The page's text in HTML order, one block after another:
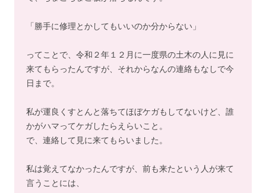
「勝手に修理とかしてもいいのか分からない」
ってことで、令和２年１２月に一度県の土木の人に見に
来てもらったんですが、それからなんの連絡もなしで今
日まで。
私が運良くすとんと落ちてほぼケガもしてないけど、誰
かがハマってケガしたらえらいこと。
で、連絡して見に来てもらいました。
私は覚えてなかったんですが、前も来たという人が来て
言うことには、